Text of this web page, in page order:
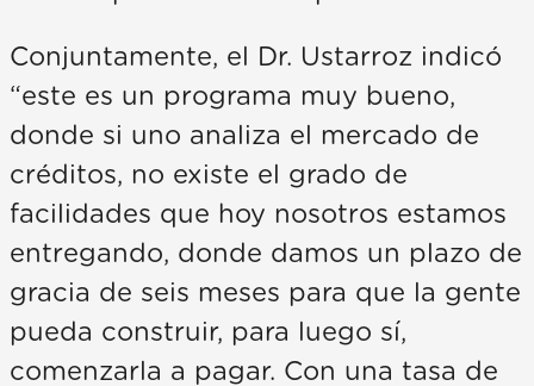
Conjuntamente, el Dr. Ustarroz indicó
“este es un programa muy bueno,
donde si uno analiza el mercado de
créditos, no existe el grado de
facilidades que hoy nosotros estamos
entregando, donde damos un plazo de
gracia de seis meses para que la gente
pueda construir, para luego sí,
comenzarla a pagar. Con una tasa de